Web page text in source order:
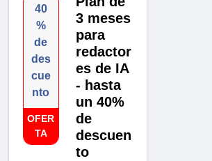
40
%
de
des
cue
nto
OFER
TA
3 meses
para
redactor
es de IA
- hasta
un 40%
de
descuen
to